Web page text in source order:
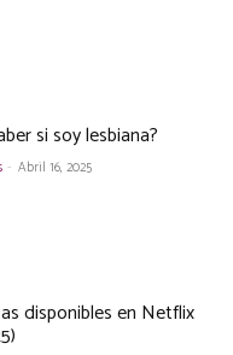
si soy lesbiana?
- Abril 16, 2025
disponibles en Netflix